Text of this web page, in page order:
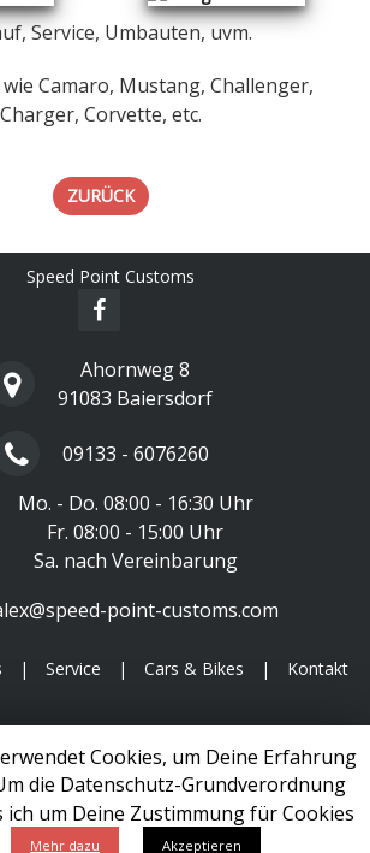
Service, Umbauten, uvm.
Camaro, Mustang, Challenger,
Charger, Corvette, etc.
ZURÜCK
Ahornweg 8
91083 Baiersdorf
09133 - 6076260
Mo. - Do. 08:00 - 16:30 Uhr
Fr. 08:00 - 15:00 Uhr
Sa. nach Vereinbarung
point-customs.com
| Service | Cars & Bikes | Kontakt
Speed Point Customs
Datenschutzerklärung
designed bynetarama.de
Cookies, um Deine Erfahrung
die Datenschutz-Grundverordnung
ich um Deine Zustimmung für Cookies
Mehr dazu Akzeptieren